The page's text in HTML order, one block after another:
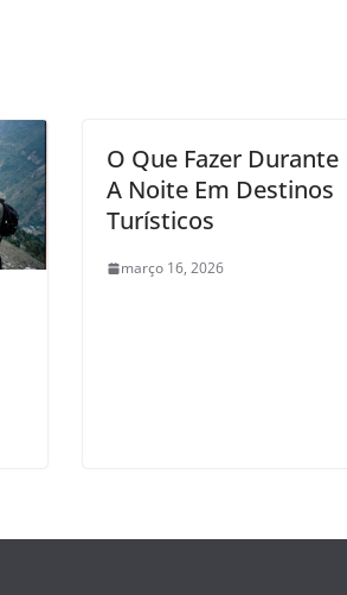
O Que Fazer Durante
A Noite Em Destinos
Turísticos
março 16, 2026